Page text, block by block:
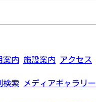
案内 施設案内 アクセス
検索 メディアギャラリー